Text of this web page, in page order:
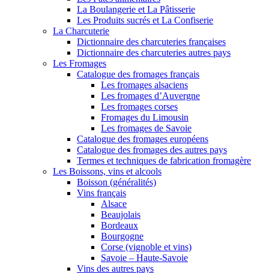
La Boulangerie et La Pâtisserie
Les Produits sucrés et La Confiserie
La Charcuterie
Dictionnaire des charcuteries françaises
Dictionnaire des charcuteries autres pays
Les Fromages
Catalogue des fromages français
Les fromages alsaciens
Les fromages d’Auvergne
Les fromages corses
Fromages du Limousin
Les fromages de Savoie
Catalogue des fromages européens
Catalogue des fromages des autres pays
Termes et techniques de fabrication fromagère
Les Boissons, vins et alcools
Boisson (généralités)
Vins français
Alsace
Beaujolais
Bordeaux
Bourgogne
Corse (vignoble et vins)
Savoie – Haute-Savoie
Vins des autres pays